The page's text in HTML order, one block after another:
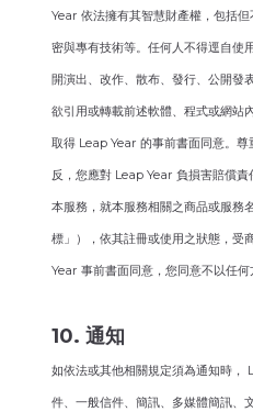
Year 依法擁有其智慧財產權，包括
密與專有技術等。任何人不得逕自使
開演出、改作、散布、發行、公開發
欲引用或轉載前述軟體、程式或網站
取得 Leap Year 的事前書面同意。
反，您應對 Leap Year 負損害賠償
本服務，就本服務相關之商品或服務
標」），依其註冊或使用之狀態，受
Year 事前書面同意，您同意不以任
10. 通知
如依法或其他相關規定須為通知時，
件、一般信件、簡訊、多媒體簡訊、